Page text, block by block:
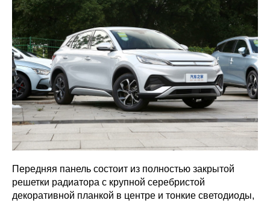
Передняя панель состоит из полностью закрытой
решетки радиатора с крупной серебристой
декоративной планкой в центре и тонкие светодиоды,